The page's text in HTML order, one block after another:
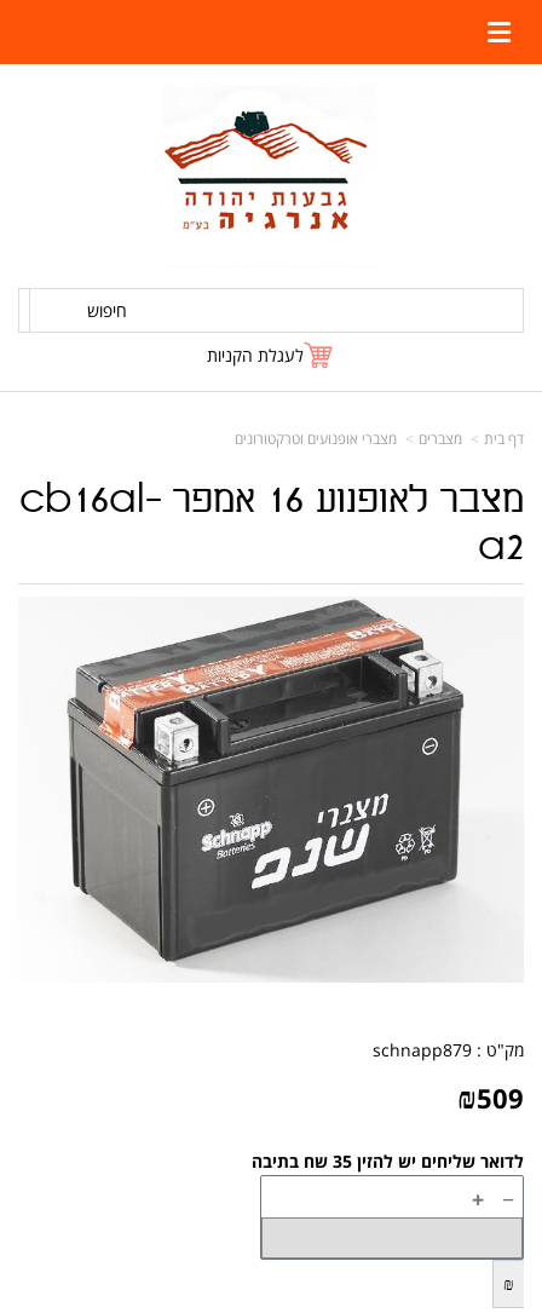
חיפוש
לעגלת הקניות
דף בית מצברים מצברי אופנועים וטרקטורונים
מצבר לאופנוע 16 אמפר cb16al-
a2
מק"ט : schnapp879
₪509
לדואר שליחים יש להזין 35 שח בתיבה
−
+
₪